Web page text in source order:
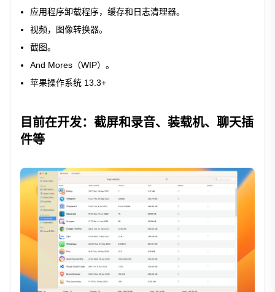
应用程序卸载程序，缓存和日志清理器。
视频，图像转换器。
截图。
And Mores（WIP）。
苹果操作系统 13.3+
目前在开发：截屏和录音、装载机、聊天插
件等